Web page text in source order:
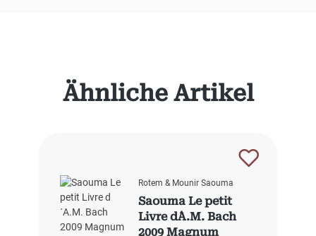
Produktgalerie überspringen
Ähnliche Artikel
Rotem & Mounir Saouma
Saouma Le petit
Livre d´A.M. Bach
2009 Magnum